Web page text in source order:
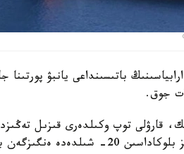
باتىسىنداعى يانبۋ
جوق.
قارۋلى توپ وكىلدەرى قىزىل
بۇل سودان بەرى شابۋىلعا ۇشىراعان سەگىزىنشى كەمە.